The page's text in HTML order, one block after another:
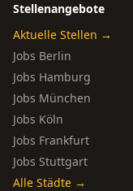
Stellenangebote
Aktuelle Stellen →
Jobs Berlin
Jobs Hamburg
Jobs München
Jobs Köln
Jobs Frankfurt
Jobs Stuttgart
Alle Städte →